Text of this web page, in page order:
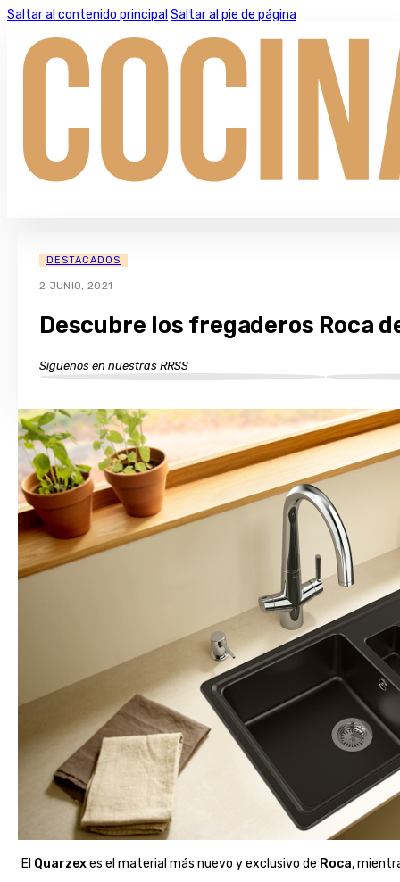
Saltar al contenido principal Saltar al pie de página
DESTACADOS
2 JUNIO, 2021
Descubre los fregaderos Roca
Síguenos en nuestras RRSS
El Quarzexes el material más nuevo y exclusivo de Roca,